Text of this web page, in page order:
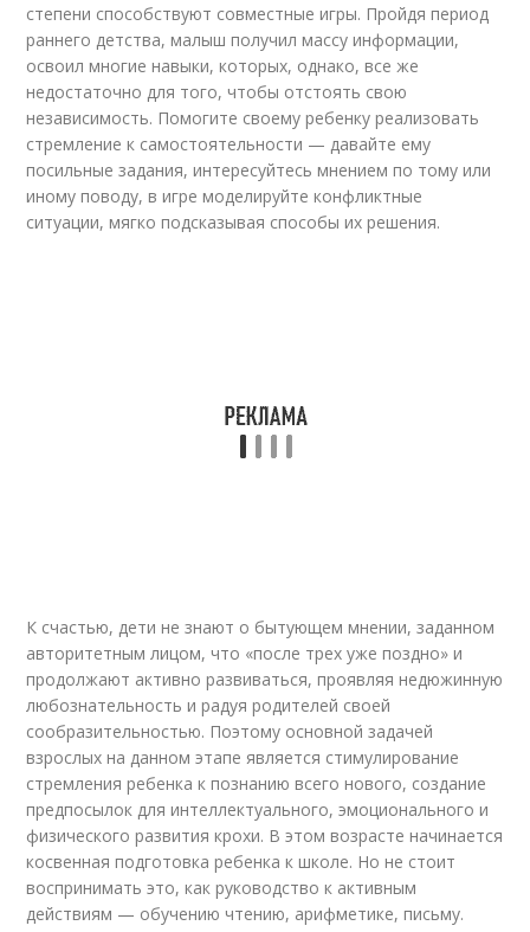
степени способствуют совместные игры. Пройдя период
раннего детства, малыш получил массу информации,
освоил многие навыки, которых, однако, все же
недостаточно для того, чтобы отстоять свою
независимость. Помогите своему ребенку реализовать
стремление к самостоятельности — давайте ему
посильные задания, интересуйтесь мнением по тому или
иному поводу, в игре моделируйте конфликтные
ситуации, мягко подсказывая способы их решения.
К счастью, дети не знают о бытующем мнении, заданном
авторитетным лицом, что «после трех уже поздно» и
продолжают активно развиваться, проявляя недюжинную
любознательность и радуя родителей своей
сообразительностью. Поэтому основной задачей
взрослых на данном этапе является стимулирование
стремления ребенка к познанию всего нового, создание
предпосылок для интеллектуального, эмоционального и
физического развития крохи. В этом возрасте начинается
косвенная подготовка ребенка к школе. Но не стоит
воспринимать это, как руководство к активным
действиям — обучению чтению, арифметике, письму.